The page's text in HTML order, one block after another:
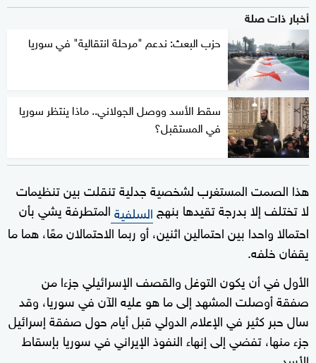
أخبار ذات صلة
حزب البعث: ندعم "مرحلة انتقالية" في سوريا
سقط الأسد ووصل الجولاني.. ماذا ينتظر سوريا
في المستقبل؟
هذا الصمت المستغرب لشخصية جدلية تنقلت بين تنظيمات
لا تختلف إلا بدرجة تقيدها بنهج السلفيةالمتطرفة يشي بأن
احتمالا واحدا بين احتمالين اثنين، أو ربما الاحتمالان معًا، هما ما
يقفان خلفه.
الأول في أن يكون التوغل والقصف الإسرائيلي جزءا من
صفقة أوصلت المشهد إلى ما هو عليه الآن في سوريا، وقد
سال حبر كثير في الإعلام الدولي قبل أيام حول صفقة إسرائيل
جزء منها، تفضي إلى إنهاء النفوذ الإيراني في سوريا بإسقاط